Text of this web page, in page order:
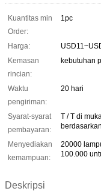
Kuantitas min
Order:
1pc
Harga:
Kemasan
rincian:
kebutuhan
Waktu
pengiriman:
20 hari
Syarat-syarat
pembayaran:
T / T di
Menyediakan
kemampuan:
20000
100.000
Deskripsi